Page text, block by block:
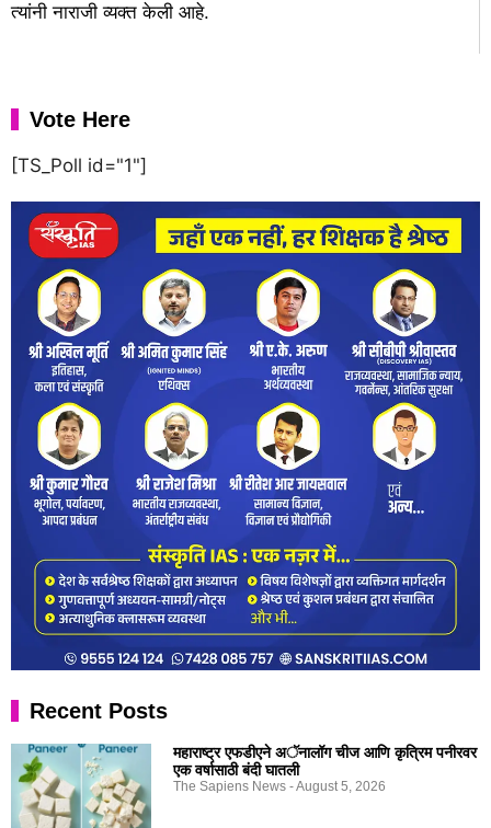
त्यांनी नाराजी व्यक्त केली आहे.
Vote Here
[TS_Poll id="1"]
Recent Posts
महाराष्ट्र एफडीएने अॅनालॉग चीज आणि कृत्रिम पनीरवर
एक वर्षासाठी बंदी घातली
The Sapiens News August 5, 2026